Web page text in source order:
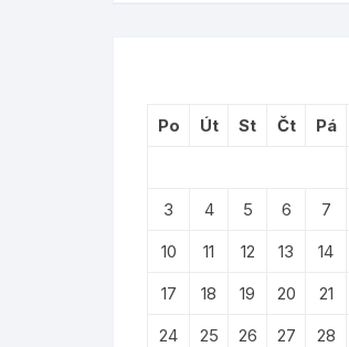
Po Út St Čt Pá
3
4 5 6 7
10
11 12 13 14
17
18 19 20 21
24
25 26 27 28